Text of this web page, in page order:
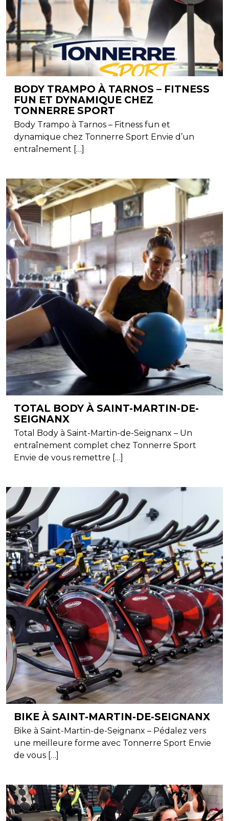
BODY TRAMPO À TARNOS – FITNESS
FUN ET DYNAMIQUE CHEZ
TONNERRE SPORT
Body Trampo à Tarnos – Fitness fun et
dynamique chez Tonnerre Sport Envie d’un
entraînement […]
TOTAL BODY À SAINT-MARTIN-DE-
SEIGNANX
Total Body à Saint-Martin-de-Seignanx – Un
entraînement complet chez Tonnerre Sport
Envie de vous remettre […]
BIKE À SAINT-MARTIN-DE-SEIGNANX
Bike à Saint-Martin-de-Seignanx – Pédalez vers
une meilleure forme avec Tonnerre Sport Envie
de vous […]